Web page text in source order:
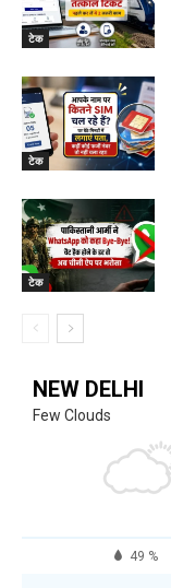
टेक
टेक
टेक
NEW DELHI
Few Clouds
49 %